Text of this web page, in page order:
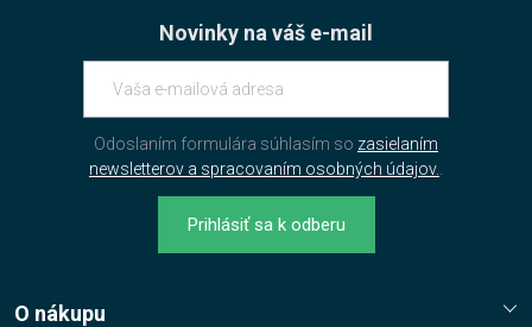
Novinky na váš e-mail
Odoslaním formulára súhlasím so zasielaním
newsletterov a spracovaním osobných údajov.
Prihlásiť sa k odberu
O nákupu